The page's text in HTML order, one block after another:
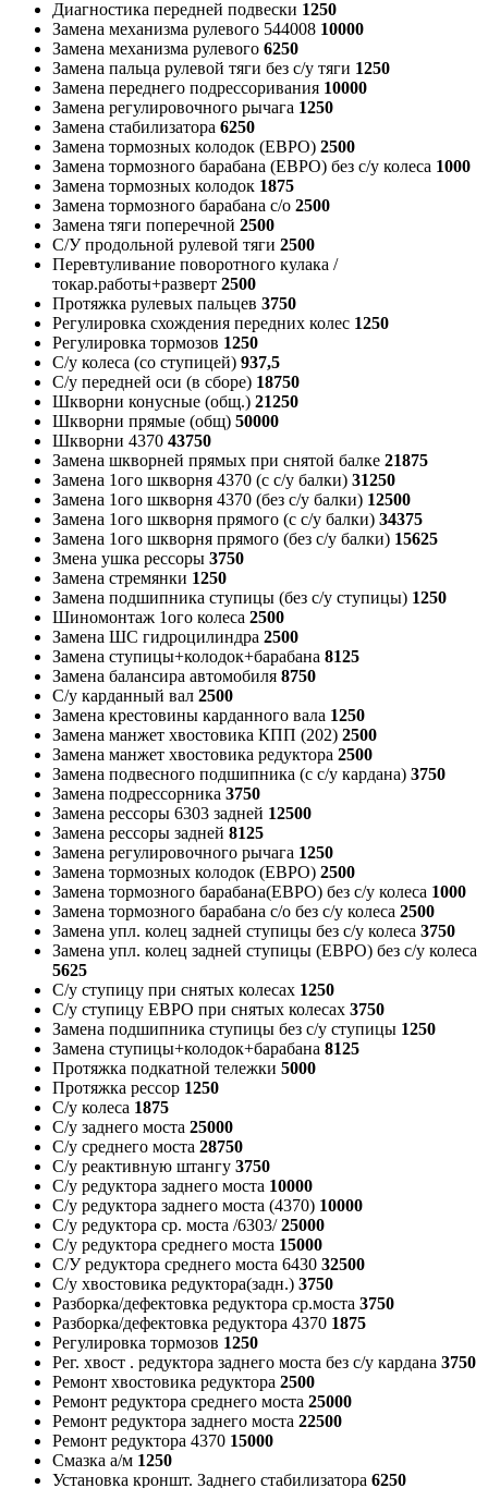
Диагностика передней подвески 1250
Замена механизма рулевого 544008 10000
Замена механизма рулевого 6250
Замена пальца рулевой тяги без с/у тяги 1250
Замена переднего подрессоривания 10000
Замена регулировочного рычага 1250
Замена стабилизатора 6250
Замена тормозных колодок (ЕВРО) 2500
Замена тормозного барабана (ЕВРО) без с/у колеса 1000
Замена тормозных колодок 1875
Замена тормозного барабана с/о 2500
Замена тяги поперечной 2500
С/У продольной рулевой тяги 2500
Перевтуливание поворотного кулака /
токар.работы+разверт 2500
Протяжка рулевых пальцев 3750
Регулировка схождения передних колес 1250
Регулировка тормозов 1250
С/у колеса (со ступицей) 937,5
С/у передней оси (в сборе) 18750
Шкворни конусные (общ.) 21250
Шкворни прямые (общ) 50000
Шкворни 4370 43750
Замена шкворней прямых при снятой балке 21875
Замена 1ого шкворня 4370 (с с/у балки) 31250
Замена 1ого шкворня 4370 (без с/у балки) 12500
Замена 1ого шкворня прямого (с с/у балки) 34375
Замена 1ого шкворня прямого (без с/у балки) 15625
Змена ушка рессоры 3750
Замена стремянки 1250
Замена подшипника ступицы (без с/у ступицы) 1250
Шиномонтаж 1ого колеса 2500
Замена ШС гидроцилиндра 2500
Замена ступицы+колодок+барабана 8125
Замена балансира автомобиля 8750
С/у карданный вал 2500
Замена крестовины карданного вала 1250
Замена манжет хвостовика КПП (202) 2500
Замена манжет хвостовика редуктора 2500
Замена подвесного подшипника (с с/у кардана) 3750
Замена подрессорника 3750
Замена рессоры 6303 задней 12500
Замена рессоры задней 8125
Замена регулировочного рычага 1250
Замена тормозных колодок (ЕВРО) 2500
Замена тормозного барабана(ЕВРО) без с/у колеса 1000
Замена тормозного барабана с/о без с/у колеса 2500
Замена упл. колец задней ступицы без с/у колеса 3750
Замена упл. колец задней ступицы (ЕВРО) без с/у колеса
5625
С/у ступицу при снятых колесах 1250
С/у ступицу ЕВРО при снятых колесах 3750
Замена подшипника ступицы без с/у ступицы 1250
Замена ступицы+колодок+барабана 8125
Протяжка подкатной тележки 5000
Протяжка рессор 1250
С/у колеса 1875
С/у заднего моста 25000
С/у среднего моста 28750
С/у реактивную штангу 3750
С/у редуктора заднего моста 10000
С/у редуктора заднего моста (4370) 10000
С/у редуктора ср. моста /6303/25000
С/у редуктора среднего моста 15000
С/У редуктора среднего моста 6430 32500
С/у хвостовика редуктора(задн.) 3750
Разборка/дефектовка редуктора ср.моста 3750
Разборка/дефектовка редуктора 4370 1875
Регулировка тормозов 1250
Рег. хвост . редуктора заднего моста без с/у кардана 3750
Ремонт хвостовика редуктора 2500
Ремонт редуктора среднего моста 25000
Ремонт редуктора заднего моста 22500
Ремонт редуктора 4370 15000
Смазка а/м 1250
Установка кроншт. Заднего стабилизатора 6250